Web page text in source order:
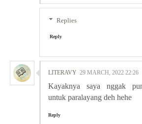
Replies
Reply
LITERAVY 29 MARCH, 2022 22:26
Kayaknya saya nggak
untuk paralayang deh hehe
Reply